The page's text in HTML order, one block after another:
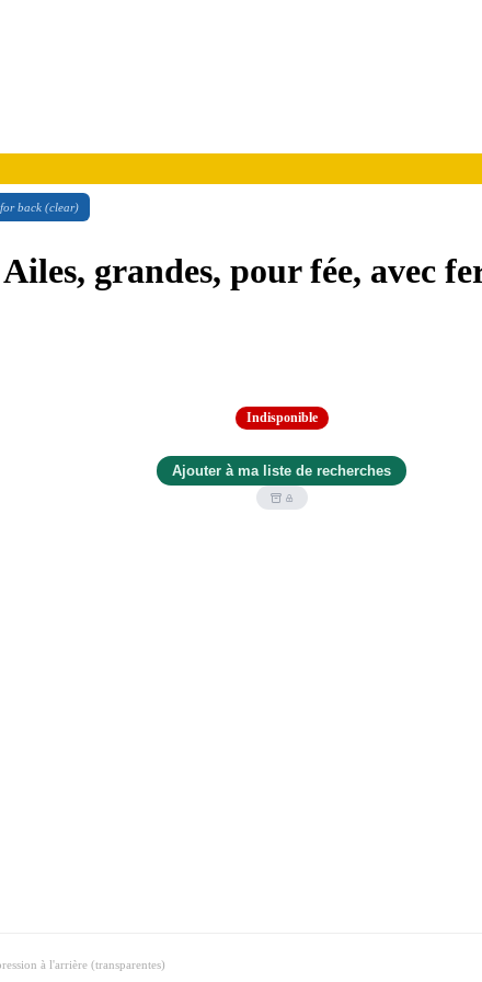
back (clear)
grandes, pour fée, avec
Indisponible
à l'arrière (transparentes)